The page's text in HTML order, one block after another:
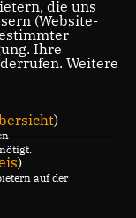
Deutschen
2020)
die uns
(Website-
Ihre
Weitere
)
)
auf der